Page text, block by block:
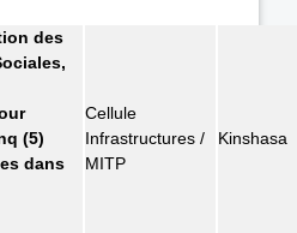
des
(5)
dans
Cellule
Infrastructures /
MITP
Kinshasa